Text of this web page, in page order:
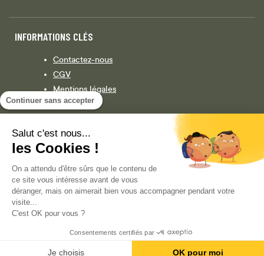
Continuer sans accepter
Salut c'est nous...
les Cookies !
On a attendu d'être sûrs que le contenu de
ce site vous intéresse avant de vous
déranger, mais on aimerait bien vous accompagner pendant votre
visite...
C'est OK pour vous ?
Consentements certifiés par
Je choisis OK pour moi
INFORMATIONS CLÉS
Contactez-nous
CGV
Mentions légales
Législation
Facebook Instagram
COPYRIGHT © 2013-AUJOURD'HUI MAGENTO, INC. TOUS DROITS RÉSERVÉS.